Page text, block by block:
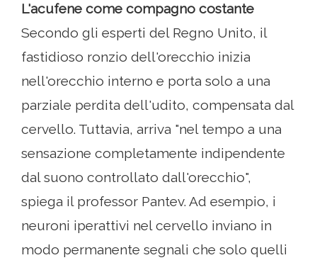
L'acufene come compagno costante
Secondo gli esperti del Regno Unito, il
fastidioso ronzio dell'orecchio inizia
nell'orecchio interno e porta solo a una
parziale perdita dell'udito, compensata dal
cervello. Tuttavia, arriva "nel tempo a una
sensazione completamente indipendente
dal suono controllato dall'orecchio",
spiega il professor Pantev. Ad esempio, i
neuroni iperattivi nel cervello inviano in
modo permanente segnali che solo quelli